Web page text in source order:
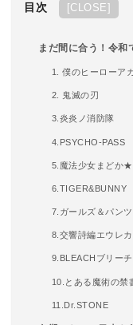
目次 CLOSE
まだ間に合う！令和
1. 僕のヒーローア
2. 鬼滅の刃
3.炎炎ノ消防隊
4.PSYCHO-PASS
5.魔法少女まどか★
6.TIGER&BUNNY
7.ガールズ＆パン
8.交響詩編エウレ
9.BLEACHブリーチ
10.とある魔術の禁
11.Dr.STONE